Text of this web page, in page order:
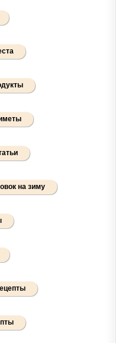
на зиму